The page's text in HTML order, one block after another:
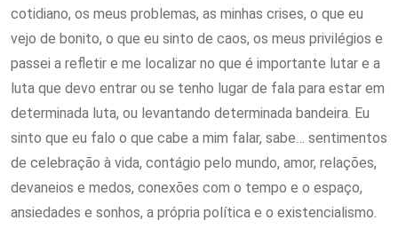
cotidiano, os meus problemas, as minhas crises, o que eu
vejo de bonito, o que eu sinto de caos, os meus privilégios e
passei a refletir e me localizar no que é importante lutar e a
luta que devo entrar ou se tenho lugar de fala para estar em
determinada luta, ou levantando determinada bandeira. Eu
sinto que eu falo o que cabe a mim falar, sabe… sentimentos
de celebração à vida, contágio pelo mundo, amor, relações,
devaneios e medos, conexões com o tempo e o espaço,
ansiedades e sonhos, a própria política e o existencialismo.